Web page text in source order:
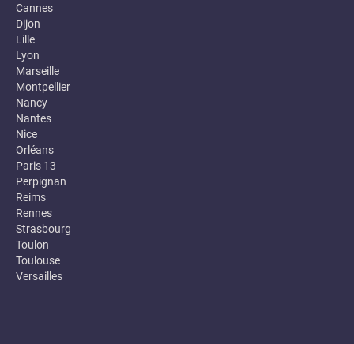
Cannes
Dijon
Lille
Lyon
Marseille
Montpellier
Nancy
Nantes
Nice
Orléans
Paris 13
Perpignan
Reims
Rennes
Strasbourg
Toulon
Toulouse
Versailles